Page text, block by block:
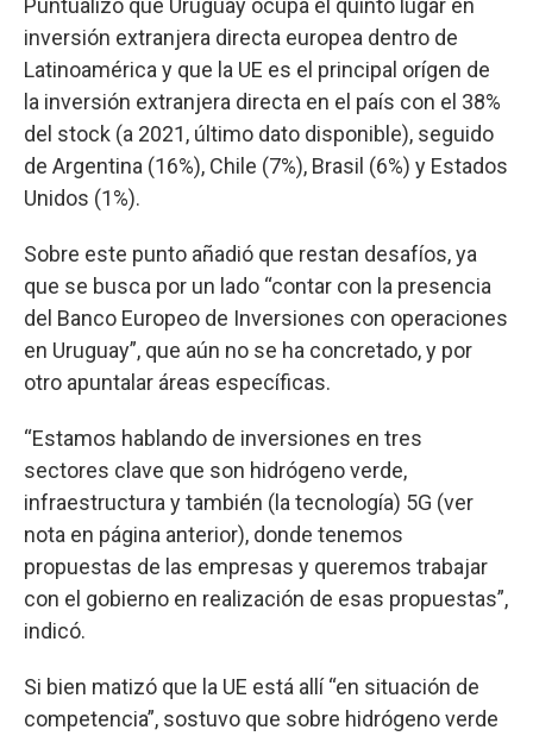
Puntualizó que Uruguay ocupa el quinto lugar en
inversión extranjera directa europea dentro de
Latinoamérica y que la UE es el principal orígen de
la inversión extranjera directa en el país con el 38%
del stock (a 2021, último dato disponible), seguido
de Argentina (16%), Chile (7%), Brasil (6%) y Estados
Unidos (1%).
Sobre este punto añadió que restan desafíos, ya
que se busca por un lado “contar con la presencia
del Banco Europeo de Inversiones con operaciones
en Uruguay”, que aún no se ha concretado, y por
otro apuntalar áreas específicas.
“Estamos hablando de inversiones en tres
sectores clave que son hidrógeno verde,
infraestructura y también (la tecnología) 5G (ver
nota en página anterior), donde tenemos
propuestas de las empresas y queremos trabajar
con el gobierno en realización de esas propuestas”,
indicó.
Si bien matizó que la UE está allí “en situación de
competencia”, sostuvo que sobre hidrógeno verde